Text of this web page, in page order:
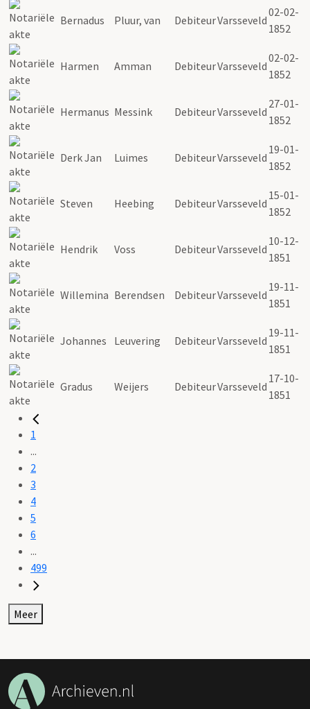
Bernadus Pluur, van DebiteurVarsseveld
02-02-
1852
Harmen Amman DebiteurVarsseveld
02-02-
1852
Hermanus Messink DebiteurVarsseveld
27-01-
1852
Derk Jan Luimes DebiteurVarsseveld
19-01-
1852
Steven Heebing DebiteurVarsseveld
15-01-
1852
Hendrik Voss DebiteurVarsseveld
10-12-
1851
Willemina Berendsen DebiteurVarsseveld
19-11-
1851
Johannes Leuvering DebiteurVarsseveld
19-11-
1851
Gradus Weijers DebiteurVarsseveld
17-10-
1851
1
...
2
3
4
5
6
...
499
Meer